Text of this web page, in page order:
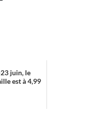
23 juin, le
est à 4,99